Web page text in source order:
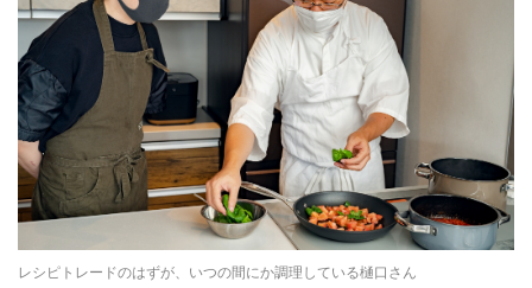
レシピトレードのはずが、いつの間にか調理している樋口さん